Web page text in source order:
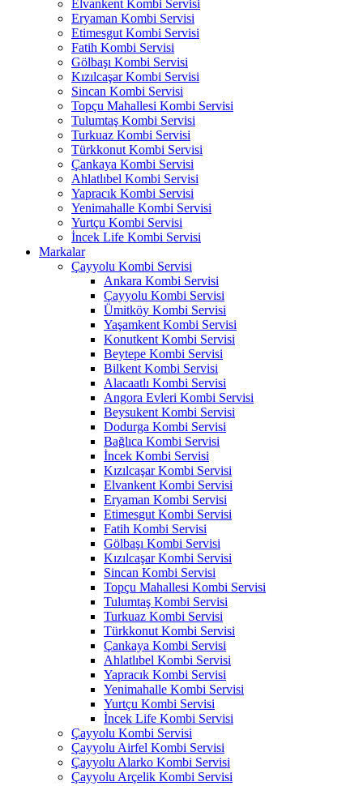
Elvankent Kombi Servisi
Eryaman Kombi Servisi
Etimesgut Kombi Servisi
Fatih Kombi Servisi
Gölbaşı Kombi Servisi
Kızılcaşar Kombi Servisi
Sincan Kombi Servisi
Topçu Mahallesi Kombi Servisi
Tulumtaş Kombi Servisi
Turkuaz Kombi Servisi
Türkkonut Kombi Servisi
Çankaya Kombi Servisi
Ahlatlıbel Kombi Servisi
Yapracık Kombi Servisi
Yenimahalle Kombi Servisi
Yurtçu Kombi Servisi
İncek Life Kombi Servisi
Markalar
Çayyolu Kombi Servisi
Ankara Kombi Servisi
Çayyolu Kombi Servisi
Ümitköy Kombi Servisi
Yaşamkent Kombi Servisi
Konutkent Kombi Servisi
Beytepe Kombi Servisi
Bilkent Kombi Servisi
Alacaatlı Kombi Servisi
Angora Evleri Kombi Servisi
Beysukent Kombi Servisi
Dodurga Kombi Servisi
Bağlıca Kombi Servisi
İncek Kombi Servisi
Kızılcaşar Kombi Servisi
Elvankent Kombi Servisi
Eryaman Kombi Servisi
Etimesgut Kombi Servisi
Fatih Kombi Servisi
Gölbaşı Kombi Servisi
Kızılcaşar Kombi Servisi
Sincan Kombi Servisi
Topçu Mahallesi Kombi Servisi
Tulumtaş Kombi Servisi
Turkuaz Kombi Servisi
Türkkonut Kombi Servisi
Çankaya Kombi Servisi
Ahlatlıbel Kombi Servisi
Yapracık Kombi Servisi
Yenimahalle Kombi Servisi
Yurtçu Kombi Servisi
İncek Life Kombi Servisi
Çayyolu Kombi Servisi
Çayyolu Airfel Kombi Servisi
Çayyolu Alarko Kombi Servisi
Çayyolu Arçelik Kombi Servisi